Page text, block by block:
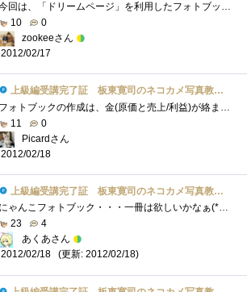
今回は、「ドリームページ」を利用したフォトブック作成の方法でした。デジカメになってから気軽に写真が撮れて編集の自由度も大幅にアップ�...
10
0
zookeeさん
2012/02/17
上級編受講完了証 板東寛司のネコカメ写真教室パート2
フォトブックの作成は、金(原価と売上/利益)が絡まないだけで、一般的なビデオや写真集作成と全く同じですね。ターゲットユーザーの絞り込み�...
11
0
Picardさん
2012/02/18
上級編受講完了証 板東寛司のネコカメ写真教室パート2
にゃんこフォトブック・・・一冊は欲しいかなぁ(*´艸｀)お気に入りの猫写真をフォトブックにして記念に残せるのは良いですね♪テーマを決める...
23
4
あくあさん
2012/02/18
(更新: 2012/02/18)